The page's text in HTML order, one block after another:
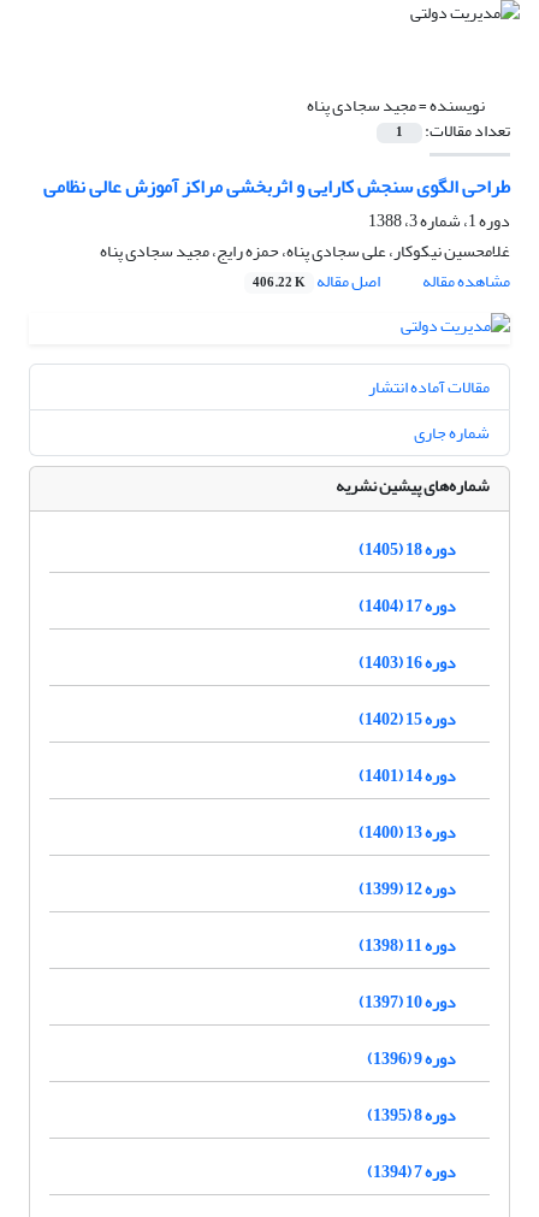
نویسنده =مجید سجادی پناه
تعداد مقالات: 1
طراحی الگوی سنجش کارایی و اثربخشی مراکز آموزش عالی نظامی
دوره 1، شماره 3، 1388
غلامحسین نیکوکار، علی سجادی پناه، حمزه رایج، مجید سجادی پناه
مشاهده مقاله
اصل مقاله 406.22 K
مقالات آماده انتشار
شماره جاری
شماره‌های پیشین نشریه
دوره 18 (1405)
دوره 17 (1404)
دوره 16 (1403)
دوره 15 (1402)
دوره 14 (1401)
دوره 13 (1400)
دوره 12 (1399)
دوره 11 (1398)
دوره 10 (1397)
دوره 9 (1396)
دوره 8 (1395)
دوره 7 (1394)